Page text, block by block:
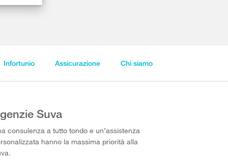
Infortunio Assicurazione Chi siamo
Suva
consulenza a tutto tondo e un’assistenza
hanno la massima priorità alla